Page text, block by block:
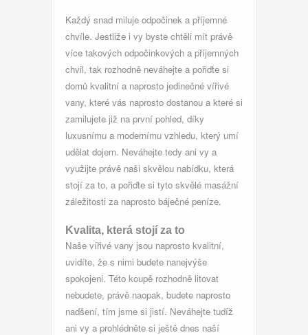
Každý snad miluje odpočinek a příjemné
chvíle. Jestliže i vy byste chtěli mít právě
více takových odpočinkových a příjemných
chvil, tak rozhodně neváhejte a pořiďte si
domů kvalitní a naprosto jedinečné vířivé
vany, které vás naprosto dostanou a které si
zamilujete již na první pohled, díky
luxusnímu a modernímu vzhledu, který umí
udělat dojem. Neváhejte tedy ani vy a
využijte právě naši skvělou nabídku, která
stojí za to, a pořiďte si tyto skvělé masážní
záležitosti za naprosto báječné peníze.
Kvalita, která stojí za to
Naše vířivé vany jsou naprosto kvalitní,
uvidíte, že s nimi budete nanejvýše
spokojeni. Této koupě rozhodně litovat
nebudete, právě naopak, budete naprosto
nadšení, tím jsme si jistí. Neváhejte tudíž
ani vy a prohlédněte si ještě dnes naší